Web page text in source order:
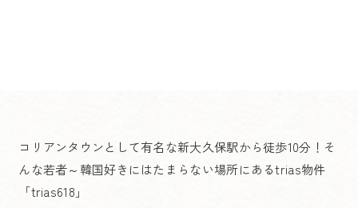
コリアンタウンとして有名な新大久保駅から徒歩10分！そ
んな若者～韓国好きにはたまらない場所にあるtrias物件
「trias618」